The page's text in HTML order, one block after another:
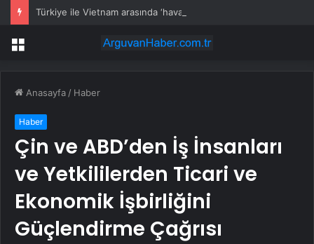
Menü
Anasayfa / Haber
Haber
Çin ve ABD’den İş İnsanları
ve Yetkililerden Ticari ve
Ekonomik İşbirliğini
Güçlendirme Çağrısı